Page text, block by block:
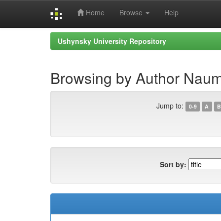
Home Browse Help
Ushynsky University Repository
Browsing by Author
Jump to: 0-9 A B
Sort by: